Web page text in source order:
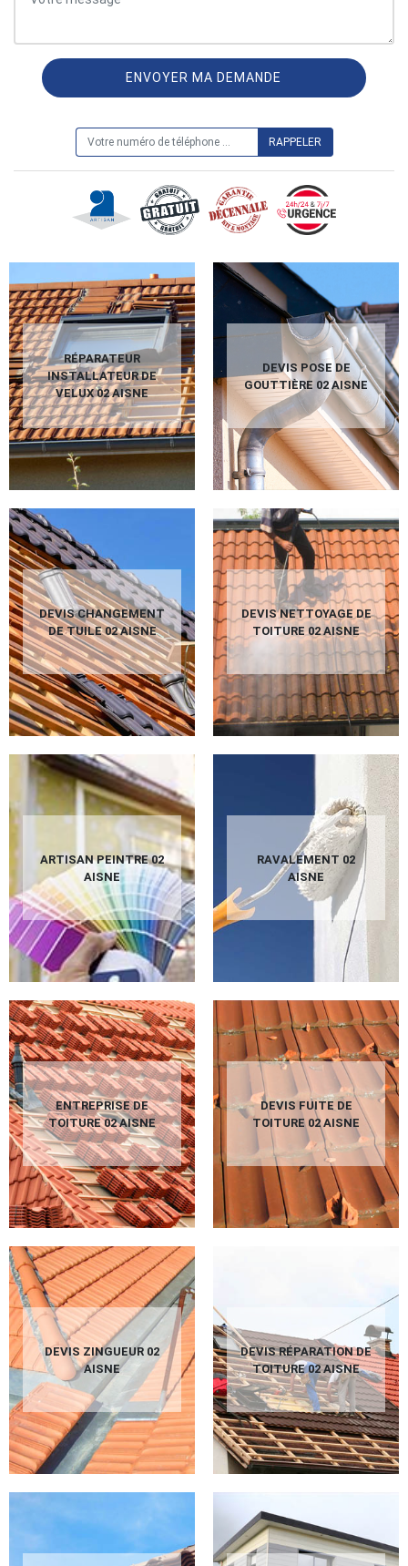
RÉPARATEUR
INSTALLATEUR DE
VELUX 02 AISNE
DEVIS POSE DE
GOUTTIÈRE 02 AISNE
DEVIS CHANGEMENT
DE TUILE 02 AISNE
DEVIS NETTOYAGE DE
TOITURE 02 AISNE
ARTISAN PEINTRE 02
AISNE
RAVALEMENT 02
AISNE
ENTREPRISE DE
TOITURE 02 AISNE
DEVIS FUITE DE
TOITURE 02 AISNE
DEVIS ZINGUEUR 02
AISNE
DEVIS RÉPARATION DE
TOITURE 02 AISNE